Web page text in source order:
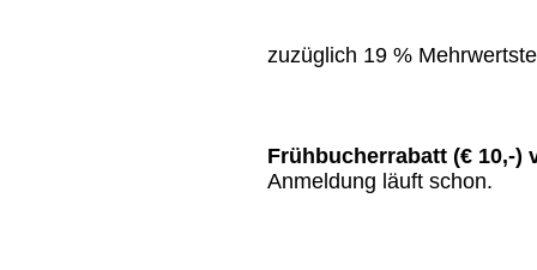
zuzüglich 19 %
Frühbucherrabatt (€ 10,-)
Anmeldung läuft schon.